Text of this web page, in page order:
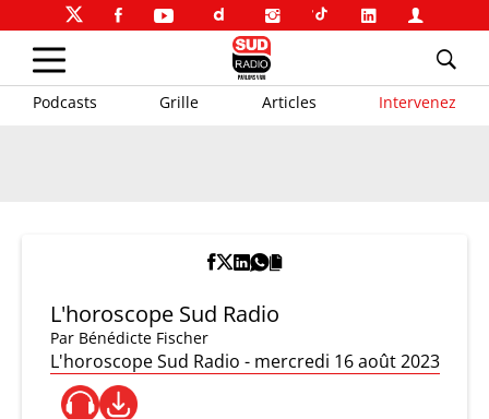
Podcasts Grille Articles Intervenez
L'horoscope Sud Radio
Par Bénédicte Fischer
L'horoscope Sud Radio - mercredi 16 août 2023